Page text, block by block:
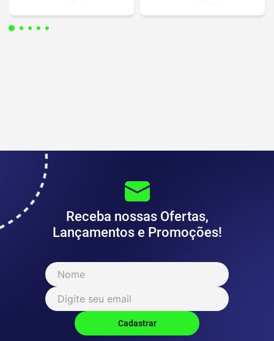
Receba nossas Ofertas,
Lançamentos e Promoções!